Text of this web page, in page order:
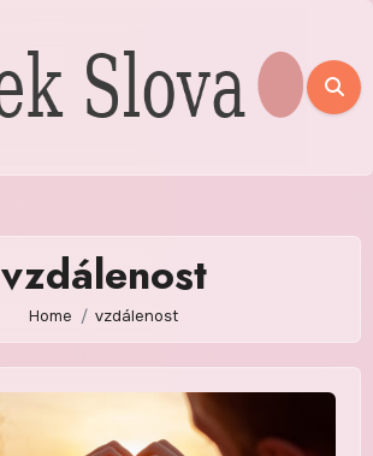
vzdálenost
Home vzdálenost